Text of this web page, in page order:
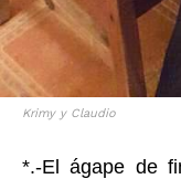
Krimy y Claudio
*.-El ágape de